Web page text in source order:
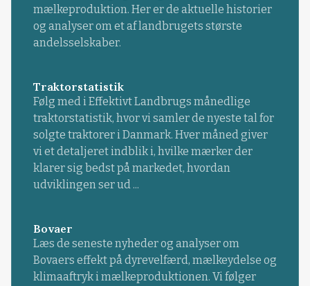
mælkeproduktion. Her er de aktuelle historier
og analyser om et af landbrugets største
andelsselskaber.
Traktorstatistik
Følg med i Effektivt Landbrugs månedlige
traktorstatistik, hvor vi samler de nyeste tal for
solgte traktorer i Danmark. Hver måned giver
vi et detaljeret indblik i, hvilke mærker der
klarer sig bedst på markedet, hvordan
udviklingen ser ud ...
Bovaer
Læs de seneste nyheder og analyser om
Bovaers effekt på dyrevelfærd, mælkeydelse og
klimaaftryk i mælkeproduktionen. Vi følger